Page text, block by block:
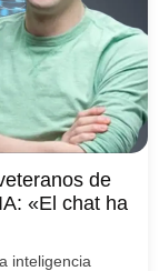
de
«El chat ha
inteligencia